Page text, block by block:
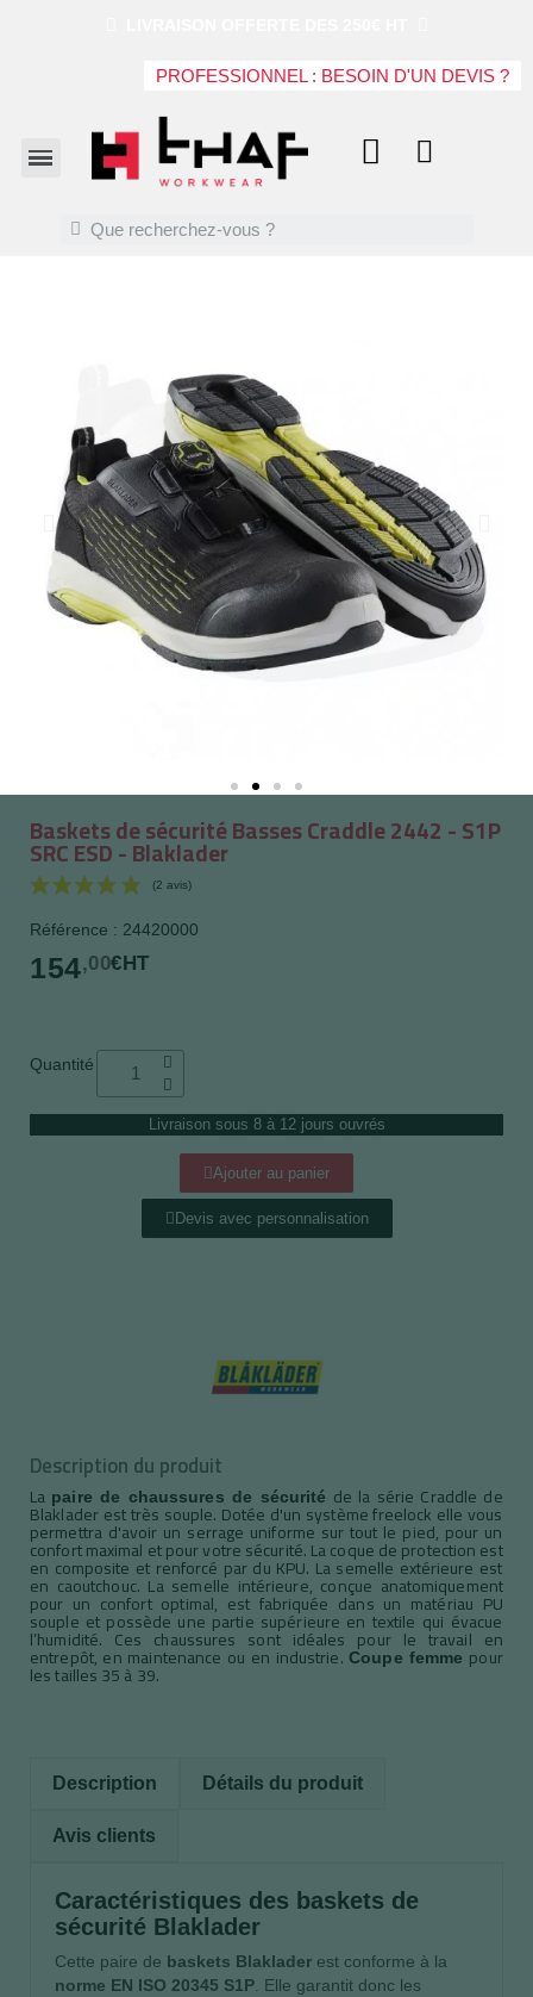
PROFESSIONNEL : BESOIN D'UN DEVIS ?
Baskets de sécurité Basses Craddle 2442 - S1P
SRC ESD - Blaklader
Référence : 24420000
154,00€HT
Quantité
Livraison sous 8 à 12 jours ouvrés
Ajouter au panier
Devis avec personnalisation
Description du produit
La paire de chaussures de sécurité de la série Craddle de
Blaklader est très souple. Dotée d'un système freelock elle vous
permettra d'avoir un serrage uniforme sur tout le pied, pour un
confort maximal et pour votre sécurité. La coque de protection est
en composite et renforcé par du KPU. La semelle extérieure est
en caoutchouc. La semelle intérieure, conçue anatomiquement
pour un confort optimal, est fabriquée dans un matériau PU
souple et possède une partie supérieure en textile qui évacue
l’humidité. Ces chaussures sont idéales pour le travail en
entrepôt, en maintenance ou en industrie.Coupe femme pour
les tailles 35 à 39.
Description Détails du produit
Avis clients
Caractéristiques des baskets de
sécurité Blaklader
Cette paire de baskets Blaklader est conforme à la
norme EN ISO 20345 S1P . Elle garantit donc les